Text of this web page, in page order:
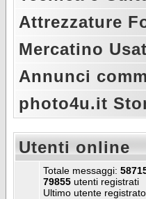
Attrezzature
Mercatino
Annunci
photo4u.it
Utenti online
Totale messaggi:
79855 utenti registrati
Ultimo utente